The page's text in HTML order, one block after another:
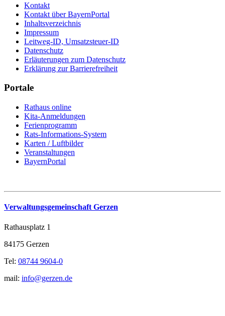
Kontakt
Kontakt über BayernPortal
Inhaltsverzeichnis
Impressum
Leitweg-ID, Umsatzsteuer-ID
Datenschutz
Erläuterungen zum Datenschutz
Erklärung zur Barrierefreiheit
Portale
Rathaus online
Kita-Anmeldungen
Ferienprogramm
Rats-Informations-System
Karten / Luftbilder
Veranstaltungen
BayernPortal
Verwaltungsgemeinschaft Gerzen
Rathausplatz 1
84175 Gerzen
Tel: 08744 9604-0
mail: info@gerzen.de